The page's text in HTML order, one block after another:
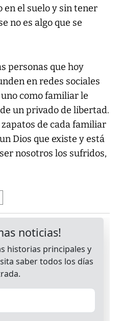
en el suelo y sin tener
no es algo que se
personas que hoy
en redes sociales
como familiar le
un privado de libertad.
zapatos de cada familiar
Dios que existe y está
nosotros los sufridos,